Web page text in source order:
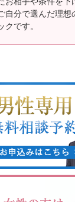
自分で選んだ理想
クです。